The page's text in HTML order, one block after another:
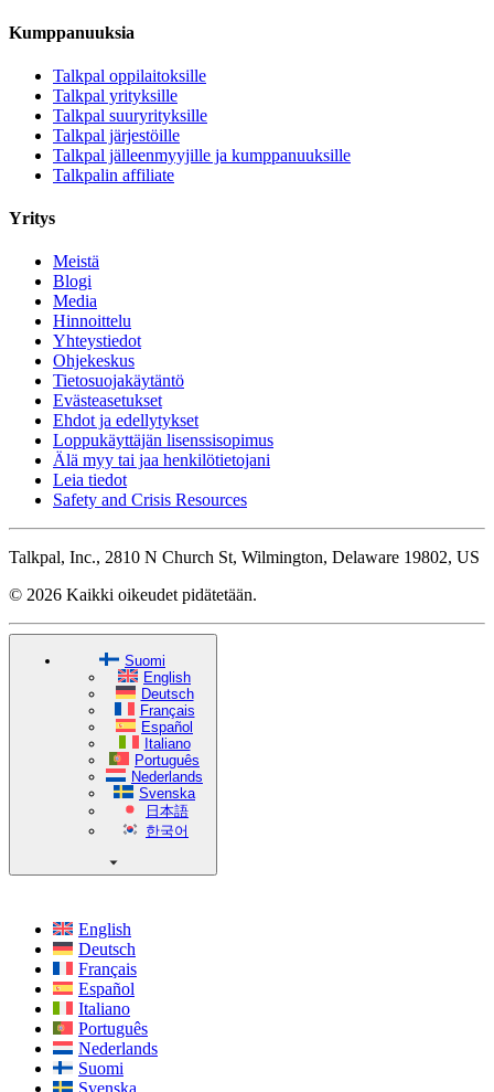
Kumppanuuksia
Talkpal oppilaitoksille
Talkpal yrityksille
Talkpal suuryrityksille
Talkpal järjestöille
Talkpal jälleenmyyjille ja kumppanuuksille
Talkpalin affiliate
Yritys
Meistä
Blogi
Media
Hinnoittelu
Yhteystiedot
Ohjekeskus
Tietosuojakäytäntö
Evästeasetukset
Ehdot ja edellytykset
Loppukäyttäjän lisenssisopimus
Älä myy tai jaa henkilötietojani
Leia tiedot
Safety and Crisis Resources
Talkpal, Inc., 2810 N Church St, Wilmington, Delaware 19802, US
© 2026 Kaikki oikeudet pidätetään.
Suomi
English
Deutsch
Français
Español
Italiano
Português
Nederlands
Svenska
日本語
한국어
English
Deutsch
Français
Español
Italiano
Português
Nederlands
Suomi
Svenska